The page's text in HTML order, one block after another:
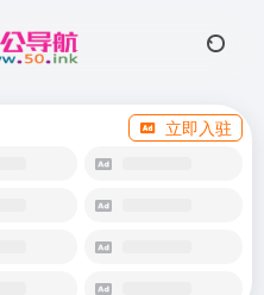
立即入驻